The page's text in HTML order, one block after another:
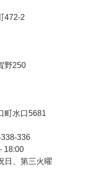
472-2
野250
町水口5681
338-336
18:00
日、第三火曜